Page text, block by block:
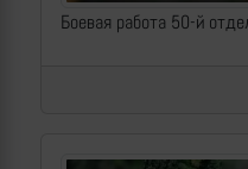
Боевая работа 50-й